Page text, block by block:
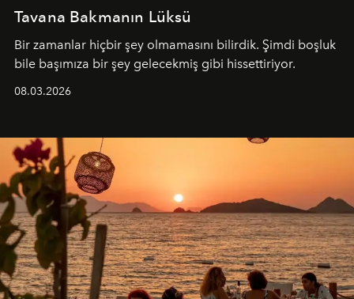
Tavana Bakmanın Lüksü
Bir zamanlar hiçbir şey olmamasını bilirdik. Şimdi boşluk
bile başımıza bir şey gelecekmiş gibi hissettiriyor.
08.03.2026